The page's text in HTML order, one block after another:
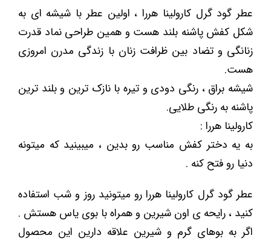
عطر گود گرل کارولینا هررا ، اولین عطر با شیشه ای به
شکل کفش پاشنه بلند هست و همین طراحی نماد قدرت
زنانگی و تضاد بین ظرافت زنان با زندگی مدرن امروزی
هست.
شیشه براق ، رنگی دودی و تیره با نازک ترین و بلند ترین
پاشنه به رنگی طلایی.
کارولینا هررا :
به یه دختر کفش مناسب رو بدین ، میبینید که میتونه
دنیا رو فتح کنه .
عطر گود گرل کارولینا هررا رو میتونید روز و شب استفاده
کنید ، رایحه ی اون شیرین و همراه با بوی یاس هستش .
اگر به بوهای گرم و شیرین علاقه دارین این محصول